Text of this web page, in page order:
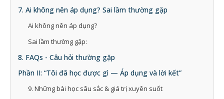
7. Ai không nên áp dụng? Sai lầm thường gặp
Ai không nên áp dụng?
Sai lầm thường gặp:
8. FAQs - Câu hỏi thường gặp
Phần II: “Tôi đã học được gì — Áp dụng và lời kết”
9. Những bài học sâu sắc & giá trị xuyên suốt